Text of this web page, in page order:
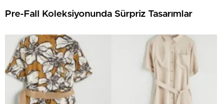
Pre-Fall Koleksiyonunda Sürpriz Tasarımlar